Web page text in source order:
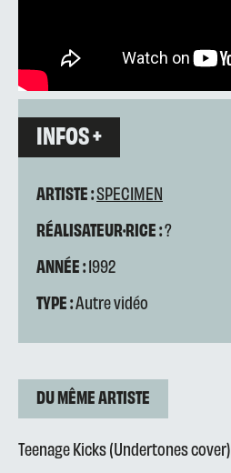
INFOS +
ARTISTE :SPECIMEN
RÉALISATEUR·RICE :?
ANNÉE :1992
TYPE :Autre vidéo
DU MÊME ARTISTE
Teenage Kicks (Undertones cover)